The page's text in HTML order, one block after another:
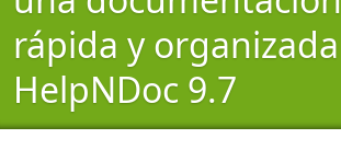
rápida y
HelpNDoc 9.7